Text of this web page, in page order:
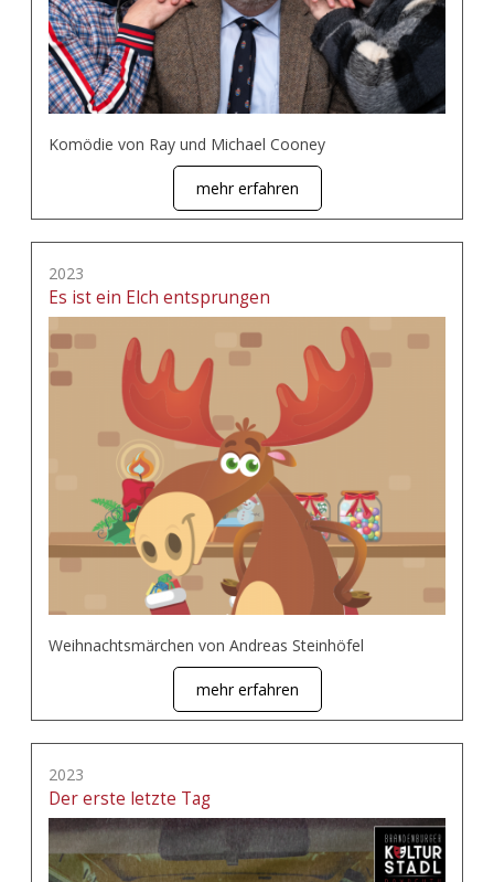
Komödie von Ray und Michael Cooney
mehr erfahren
2023
Es ist ein Elch entsprungen
Weihnachtsmärchen von Andreas Steinhöfel
mehr erfahren
2023
Der erste letzte Tag